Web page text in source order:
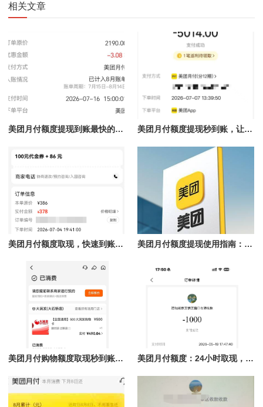
相关文章
美团月付额度提现到账最快的方法揭秘，团购核销提现秒到账 美团月付额度提现秒到账，让你轻松解决资金难题
美团月付额度取现，快速到账的秘笈！ 美团月付额度提现使用指南：理性认识到账时间与合规操作
美团月付购物额度取现秒到账，轻松享受购物体验 美团月付额度：24小时取现，商家急速回款的最佳选择